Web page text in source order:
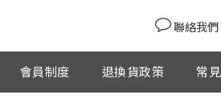
聯絡我們
會員制度 退換貨政策 常